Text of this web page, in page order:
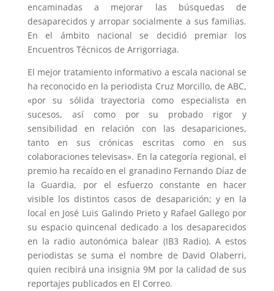
encaminadas a mejorar las búsquedas de
desaparecidos y arropar socialmente a sus familias.
En el ámbito nacional se decidió premiar los
Encuentros Técnicos de Arrigorriaga.
El mejor tratamiento informativo a escala nacional se
ha reconocido en la periodista Cruz Morcillo, de ABC,
«por su sólida trayectoria como especialista en
sucesos, así como por su probado rigor y
sensibilidad en relación con las desapariciones,
tanto en sus crónicas escritas como en sus
colaboraciones televisas». En la categoría regional, el
premio ha recaído en el granadinoFernando Díaz de
la Guardia, por el esfuerzo constante en hacer
visible los distintos casos de desaparición; y en la
local en José Luis Galindo Prieto y Rafael Gallego por
su espacio quincenal dedicado a los desaparecidos
en la radio autonómica balear (IB3 Radio). A estos
periodistas se suma el nombre de David Olaberri,
quien recibirá una insignia 9M por la calidad de sus
reportajes publicados en El Correo.